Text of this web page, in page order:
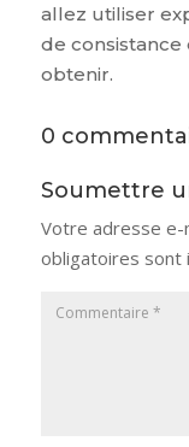
allez utiliser
de
obtenir.
0
Soumettre
Votre adresse e-
obligatoires sont